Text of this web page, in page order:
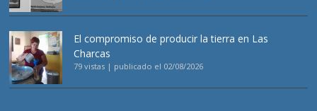
El compromiso de producir la tierra en Las
Charcas
79 vistas | publicado el 02/08/2026